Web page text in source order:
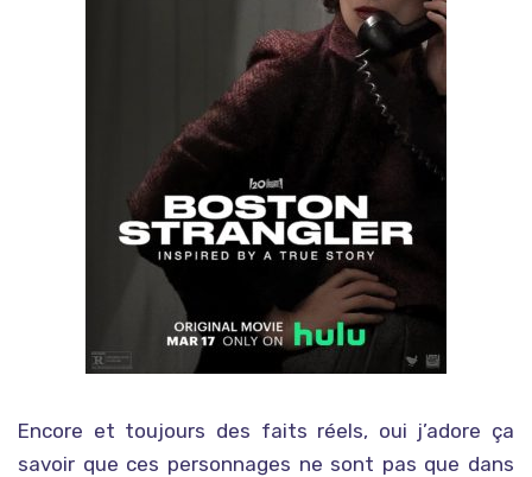
Encore et toujours des faits réels, oui j’adore ça
savoir que ces personnages ne sont pas que dans